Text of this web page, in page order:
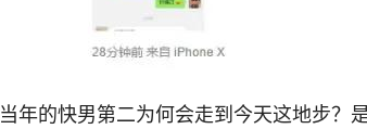
当年的快男第二为何会走到今天这地步？